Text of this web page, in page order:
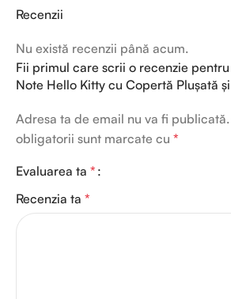
Recenzii
Nu există recenzii până acum.
Fii primul care scrii o recenzie
Note Hello Kitty cu Copertă Plușată
Adresa ta de email nu va fi publicată.
obligatorii sunt marcate cu *
Evaluarea ta *
Recenzia ta *